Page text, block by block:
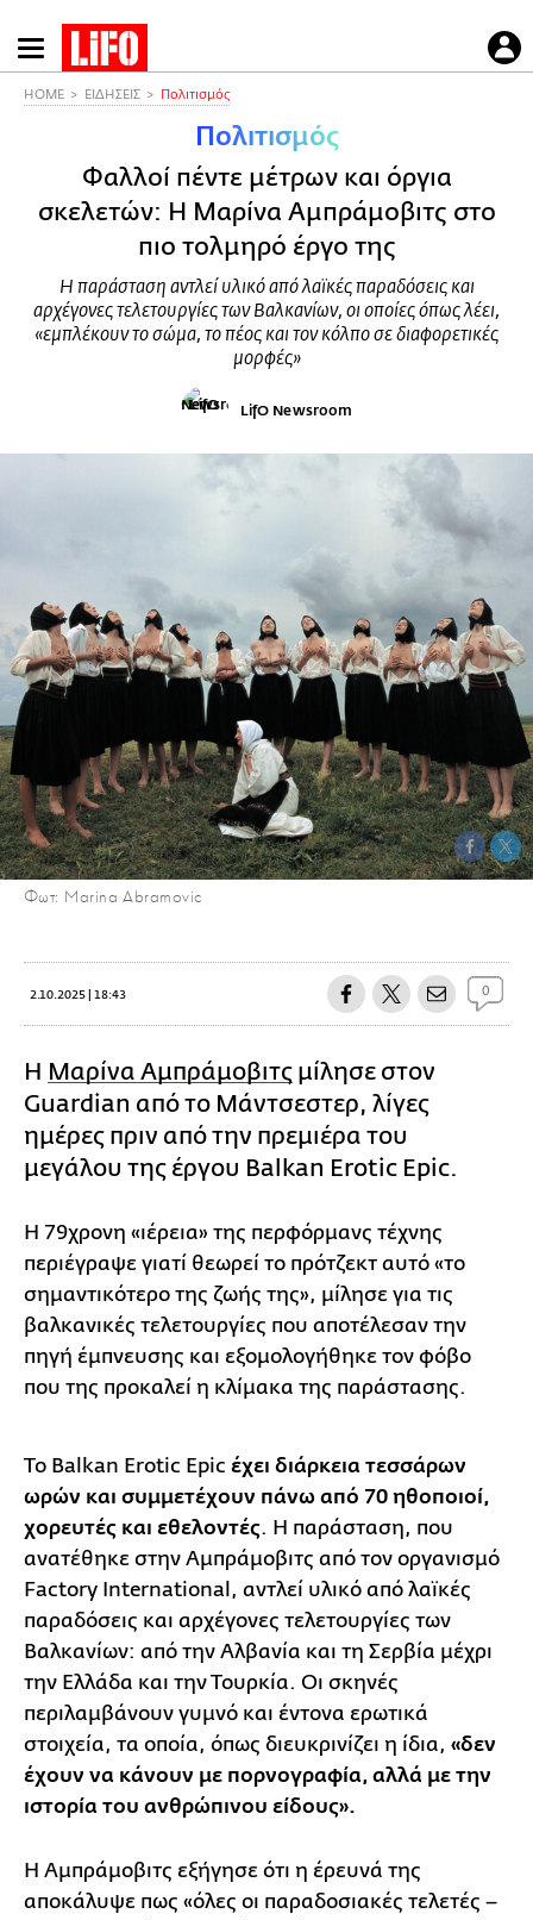
Παράκαμψη
προς
HOME ΕΙΔΗΣΕΙΣ Πολιτισμός
Πολιτισμός
Φαλλοί πέντε μέτρων και όργια
σκελετών: Η Μαρίνα Αμπράμοβιτς στο
πιο τολμηρό έργο της
Η παράσταση αντλεί υλικό από λαϊκές παραδόσεις και
αρχέγονες τελετουργίες των Βαλκανίων, οι οποίες όπως λέει,
«εμπλέκουν το σώμα, το πέος και τον κόλπο σε διαφορετικές
μορφές»
LifO Newsroom
Φωτ: Marina Abramovic
2.10.2025 | 18:43 0
Η Μαρίνα Αμπράμοβιτς μίλησε στον
Guardian από το Μάντσεστερ, λίγες
ημέρες πριν από την πρεμιέρα του
μεγάλου της έργου Balkan Erotic Epic.
Η 79χρονη «ιέρεια» της περφόρμανς τέχνης
περιέγραψε γιατί θεωρεί το πρότζεκτ αυτό «το
σημαντικότερο της ζωής της», μίλησε για τις
βαλκανικές τελετουργίες που αποτέλεσαν την
πηγή έμπνευσης και εξομολογήθηκε τον φόβο
που της προκαλεί η κλίμακα της παράστασης.
Το Balkan Erotic Epic έχει διάρκεια τεσσάρων
ωρών και συμμετέχουν πάνω από 70 ηθοποιοί,
χορευτές και εθελοντές. Η παράσταση, που
ανατέθηκε στην Αμπράμοβιτς από τον οργανισμό
Factory International, αντλεί υλικό από λαϊκές
παραδόσεις και αρχέγονες τελετουργίες των
Βαλκανίων: από την Αλβανία και τη Σερβία μέχρι
την Ελλάδα και την Τουρκία. Οι σκηνές
περιλαμβάνουν γυμνό και έντονα ερωτικά
στοιχεία, τα οποία, όπως διευκρινίζει η ίδια, «δεν
έχουν να κάνουν με πορνογραφία, αλλά με την
ιστορία του ανθρώπινου είδους».
Η Αμπράμοβιτς εξήγησε ότι η έρευνά της
αποκάλυψε πως «όλες οι παραδοσιακές τελετές –